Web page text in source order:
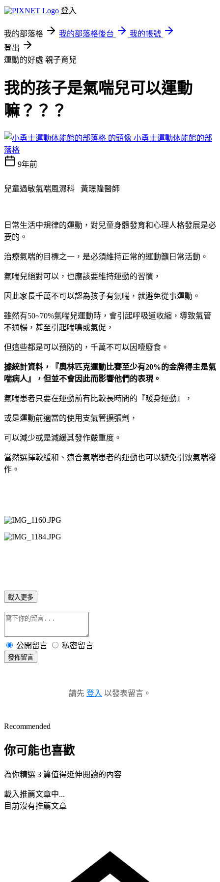
登入
我的部落格 我的部落格後台
我的帳號
登出
運動的好處 親子育兒
我的孩子是氣喘兒可以運動
嘛？？？
小勇士運動体能館的部
落格
9年前
兒童過敏氣喘風濕科 黃璟隆醫師
日常生活中規律的運動，對兒童身體發育和心理人格發展是必
要的。
治療氣喘的目標之一，是必須維持正常的運動籲日常活動。
氣喘兒絕對可以，也應該要維持運動的習慣，
因此家長千萬不可以認為孩子有氣喘，就避免從事運動。
雖然有50~70%氣喘兒運動時，會引起呼吸道收縮，導致氣管
不通暢，甚至引起喘鳴或氣促，
但這些都是可以預防的，千萬不可以因噎廢食。
據統計資料，『奧林匹克運動比賽至少有20%的金牌得主是氣
喘病人』，但並不會因此而影響他們的表現。
氣喘患者只要在運動前有比較長時間的 『暖身運動』，
或是運動前適當的使用支氣管擴張劑，
可以減少或是減緩其發作嚴重度。
當然選擇較緩和、適合氣喘患者的運動也可以避免引致氣喘發
作。
載入更多
公開留言 私密留言
發佈留言
請先 登入 以發表留言。
Recommended
你可能也喜歡
為你精選 3 篇值得延伸閱讀的內容
載入推薦文章中...
目前沒有推薦文章